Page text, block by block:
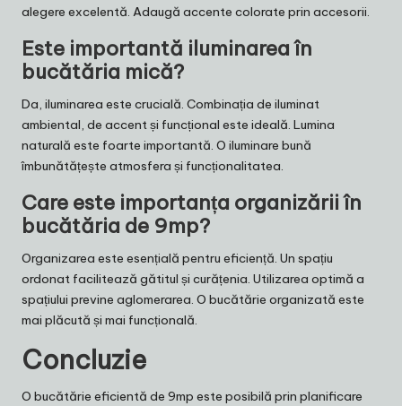
alegere excelentă. Adaugă accente colorate prin accesorii.
Este importantă iluminarea în
bucătăria mică?
Da, iluminarea este crucială. Combinația de iluminat
ambiental, de accent și funcțional este ideală. Lumina
naturală este foarte importantă. O iluminare bună
îmbunătățește atmosfera și funcționalitatea.
Care este importanța organizării în
bucătăria de 9mp?
Organizarea este esențială pentru eficiență. Un spațiu
ordonat facilitează gătitul și curățenia. Utilizarea optimă a
spațiului previne aglomerarea. O bucătărie organizată este
mai plăcută și mai funcțională.
Concluzie
O bucătărie eficientă de 9mp este posibilă prin planificare